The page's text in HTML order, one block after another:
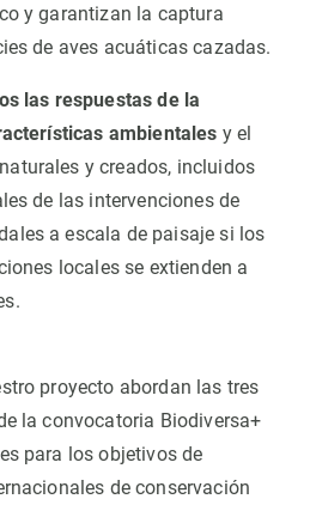
y garantizan la captura
de aves acuáticas cazadas.
las respuestas de la
ambientales y el
y creados, incluidos
de las intervenciones de
a escala de paisaje si los
locales se extienden a
proyecto abordan las tres
la convocatoria Biodiversa+
para los objetivos de
de conservación